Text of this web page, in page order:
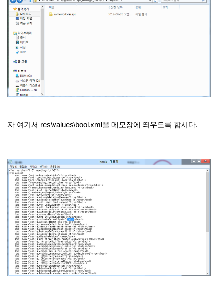
자 여기서 res\values\bool.xml을 메모장에 띄우도록 합시다.